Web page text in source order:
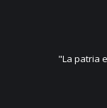
"La patria